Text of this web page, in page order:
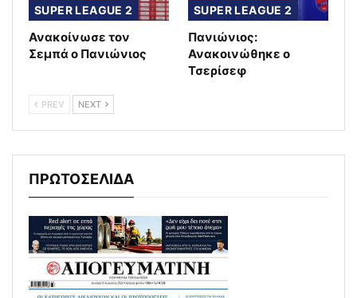
SUPER LEAGUE 2
Ανακοίνωσε τον
Σεμπά ο Πανιώνιος
SUPER LEAGUE 2
Πανιώνιος:
Ανακοινώθηκε ο
Τσερίσεφ
PREV NEXT
ΠΡΩΤΟΣΕΛΙΔΑ